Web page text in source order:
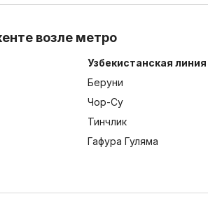
возле метро
Узбекистанская линия
Беруни
Чор-Су
Тинчлик
Гафура Гуляма